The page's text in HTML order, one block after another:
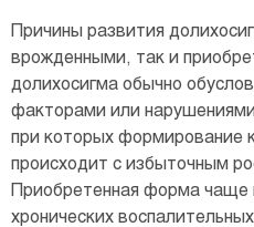
Причины развития
врожденными, так и
долихосигма обычно
факторами или
при которых формирование
происходит с избыточным
Приобретенная форма чаще
хронических